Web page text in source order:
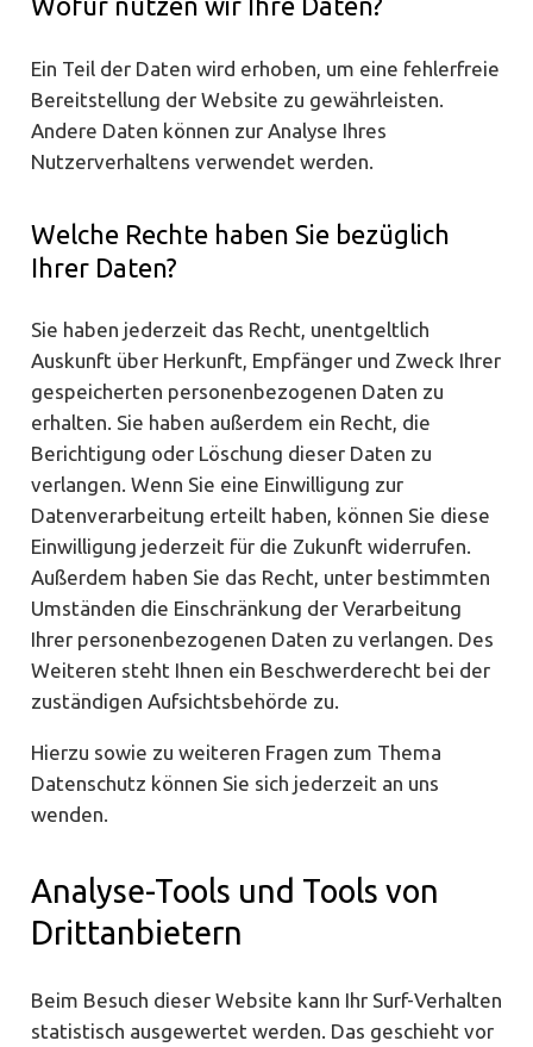
Ein Teil der Daten wird erhoben, um eine fehlerfreie
Bereitstellung der Website zu gewährleisten.
Andere Daten können zur Analyse Ihres
Nutzerverhaltens verwendet werden.
Welche Rechte haben Sie bezüglich
Ihrer Daten?
Sie haben jederzeit das Recht, unentgeltlich
Auskunft über Herkunft, Empfänger und Zweck Ihrer
gespeicherten personenbezogenen Daten zu
erhalten. Sie haben außerdem ein Recht, die
Berichtigung oder Löschung dieser Daten zu
verlangen. Wenn Sie eine Einwilligung zur
Datenverarbeitung erteilt haben, können Sie diese
Einwilligung jederzeit für die Zukunft widerrufen.
Außerdem haben Sie das Recht, unter bestimmten
Umständen die Einschränkung der Verarbeitung
Ihrer personenbezogenen Daten zu verlangen. Des
Weiteren steht Ihnen ein Beschwerderecht bei der
zuständigen Aufsichtsbehörde zu.
Hierzu sowie zu weiteren Fragen zum Thema
Datenschutz können Sie sich jederzeit an uns
wenden.
Analyse-Tools und Tools von
Dritt­anbietern
Beim Besuch dieser Website kann Ihr Surf-Verhalten
statistisch ausgewertet werden. Das geschieht vor